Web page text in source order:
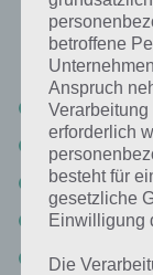
der App 94%. Die
Hier die Antworten:
Tauchen
Wasser
Taucherbrille
Zeichen
Hände
betroffene
Anspruch
erforderlich
besteht für
gesetzliche
Einwilligung
Die